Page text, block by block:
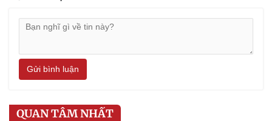
Gửi bình luận
QUAN TÂM NHẤT